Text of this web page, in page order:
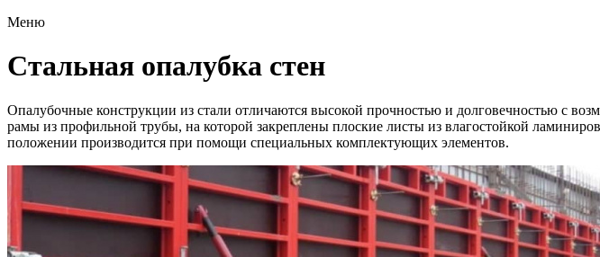
Меню
Стальная опалубка стен
Опалубочные конструкции из стали отличаются высокой прочностью и долговечностью с
рамы из профильной трубы, на которой закреплены плоские листы из влагостойкой
положении производится при помощи специальных комплектующих элементов.